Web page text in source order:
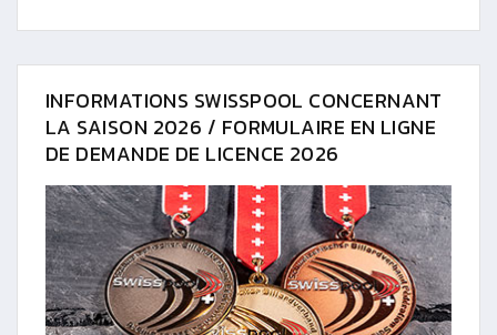
INFORMATIONS SWISSPOOL CONCERNANT
LA SAISON 2026 / FORMULAIRE EN LIGNE
DE DEMANDE DE LICENCE 2026